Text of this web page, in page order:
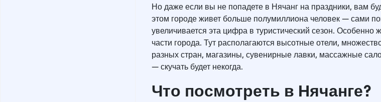
Но даже если вы не попадете в Нячанг на праздники, вам
этом городе живет больше полумиллиона человек — сами
увеличивается эта цифра в туристический сезон. Особенно
части города. Тут располагаются высотные отели,
разных стран, магазины, сувенирные лавки, массажные
— скучать будет некогда.
Что посмотреть в Нячанге?